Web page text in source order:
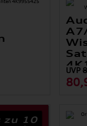
UVP
zu 10